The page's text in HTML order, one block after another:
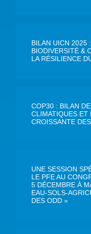
BILAN UICN 2025
BIODIVERSITÉ &
LA RÉSILIENCE
COP30 : BILAN
CLIMATIQUES ET
CROISSANTE
UNE SESSION
LE PFE AU
5 DÉCEMBRE À
EAU-SOLS-
DES ODD »